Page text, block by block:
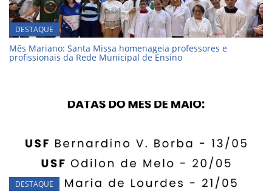
DESTAQUE
Mês Mariano: Santa Missa homenageia professores e
profissionais da Rede Municipal de Ensino
DESTAQUE